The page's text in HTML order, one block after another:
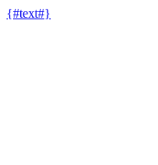
{#text#}